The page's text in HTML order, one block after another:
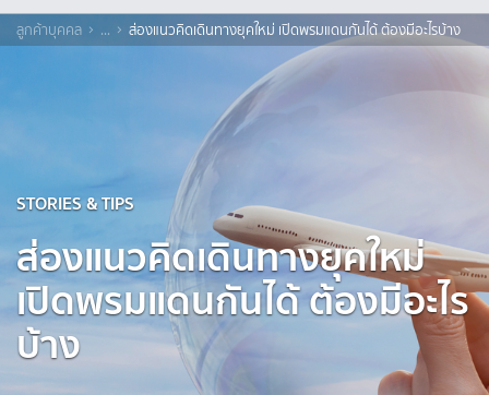
ลูกค้าบุคคล ... ส่องแนวคิดเดินทางยุคใหม่ เปิดพรมแดนกันได้ ต้องมีอะไรบ้าง
STORIES & TIPS
ส่องแนวคิดเดินทางยุคใหม่
เปิดพรมแดนกันได้ ต้องมีอะไร
บ้าง